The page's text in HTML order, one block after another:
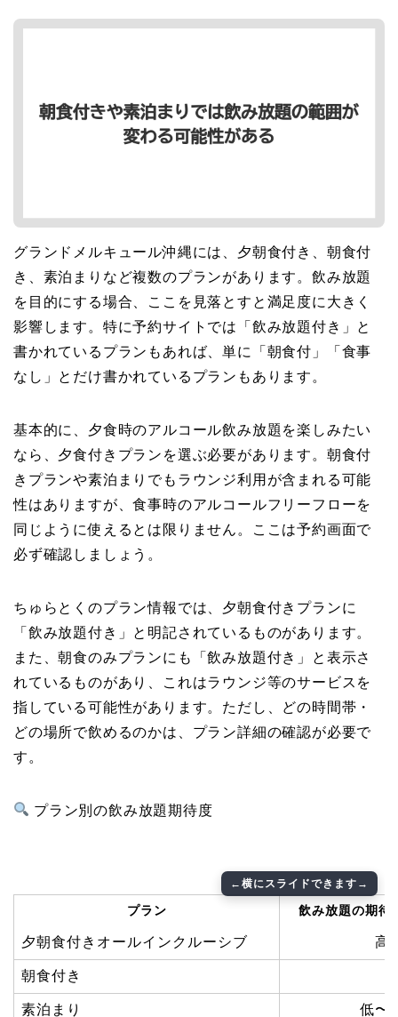
グランドメルキュール沖縄には、夕朝食付き、朝食付
き、素泊まりなど複数のプランがあります。飲み放題
を目的にする場合、ここを見落とすと満足度に大きく
影響します。特に予約サイトでは「飲み放題付き」と
書かれているプランもあれば、単に「朝食付」「食事
なし」とだけ書かれているプランもあります。
基本的に、夕食時のアルコール飲み放題を楽しみたい
なら、夕食付きプランを選ぶ必要があります。朝食付
きプランや素泊まりでもラウンジ利用が含まれる可能
性はありますが、食事時のアルコールフリーフローを
同じように使えるとは限りません。ここは予約画面で
必ず確認しましょう。
ちゅらとくのプラン情報では、夕朝食付きプランに
「飲み放題付き」と明記されているものがあります。
また、朝食のみプランにも「飲み放題付き」と表示さ
れているものがあり、これはラウンジ等のサービスを
指している可能性があります。ただし、どの時間帯・
どの場所で飲めるのかは、プラン詳細の確認が必要で
す。
プラン別の飲み放題期待度
プラン 飲み放題の期待
夕朝食付きオールインクルーシブ 高
朝食付き
素泊まり 低〜